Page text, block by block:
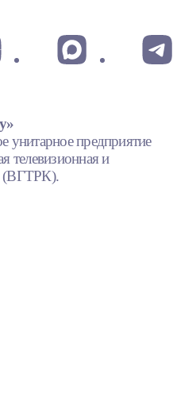
унитарное предприятие
телевизионная и
(ВГТРК).